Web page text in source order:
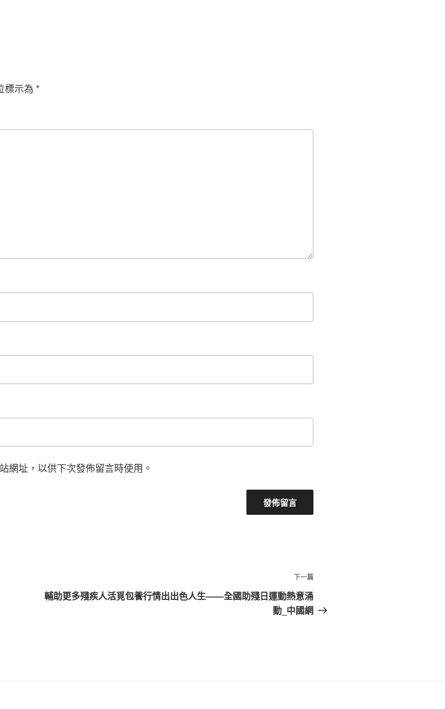
標示為 *
網址，以供下次發佈留言時使用。
下
一
篇
下一篇
輔助更多殘疾人活覓包養行情出出色人生——全國助殘日運動熱意涌
動_中國網